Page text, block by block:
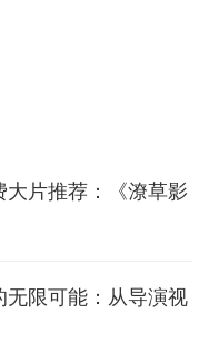
片推荐：《潦草影
限可能：从导演视